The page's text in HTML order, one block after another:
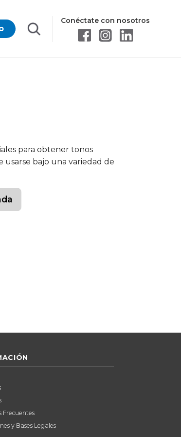
Conéctate con nosotros
para obtener tonos
usarse bajo una variedad de
Frecuentes
y Bases Legales